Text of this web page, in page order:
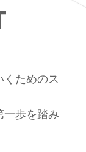
ためのス
一歩を踏み